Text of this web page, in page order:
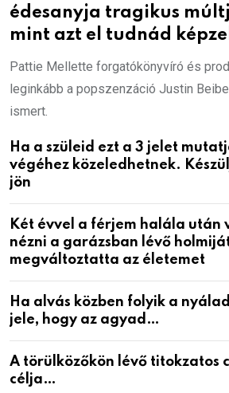
édesanyja tragikus
mint azt el tudnád
Pattie Mellette forgatókönyvíró és
leginkább a popszenzáció Justin
ismert.
Ha a szüleid ezt a 3 jelet
végéhez közeledhetnek.
jön
Két évvel a férjem halála után
nézni a garázsban lévő
megváltoztatta az életemet
Ha alvás közben folyik a
jele, hogy az agyad…
A törülközőkön lévő titokzatos
célja…